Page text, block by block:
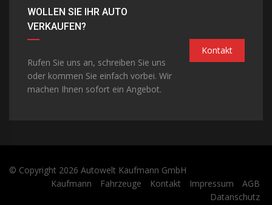
WOLLEN SIE IHR AUTO
VERKAUFEN?
Rufen Sie uns an, schreiben Sie uns
oder kommen Sie einfach vorbei. Wir
machen Ihnen sofort ein Angebot.
Kontakt
© Copyright 2026 Autowelt Kaufmann GmbH
Kaufmann
Fahrzeuge Kontakt Impressum
AGB
Datanschutz